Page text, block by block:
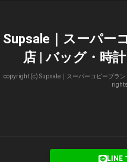
Supsale｜スーパー
店 | バッグ・時
copyright (c) Supsale｜スーパーコピーブラ
LINE